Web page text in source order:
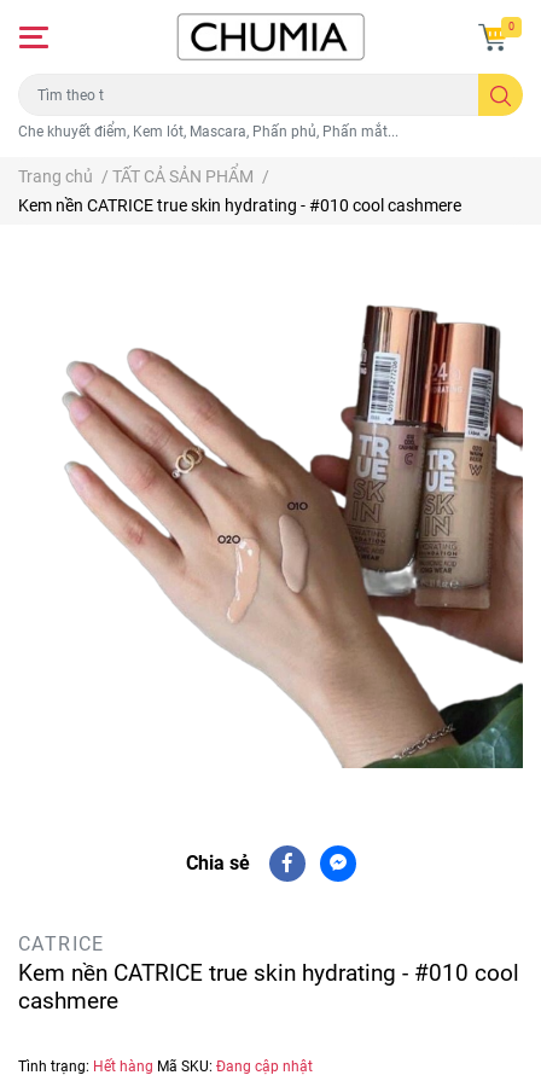
Che khuyết điểm, Kem lót, Mascara, Phấn phủ, Phấn mắt...
0
Trang chủ / TẤT CẢ SẢN PHẨM /
Kem nền CATRICE true skin hydrating - #010 cool cashmere
Chia sẻ
CATRICE
Kem nền CATRICE true skin hydrating - #010 cool
cashmere
Tình trạng: Hết hàng Mã SKU: Đang cập nhật